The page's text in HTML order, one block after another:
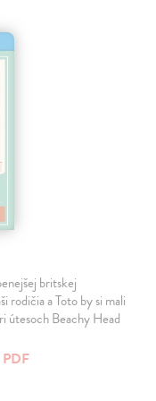
britskej
rodičia a Toto by si mali
útesoch Beachy Head
PDF